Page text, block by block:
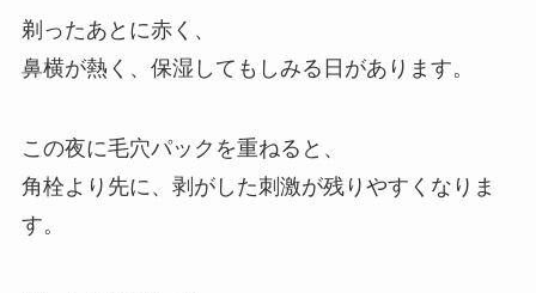
剃ったあとに赤く、
鼻横が熱く、保湿してもしみる日があります。
この夜に毛穴パックを重ねると、
角栓より先に、剥がした刺激が残りやすくなりま
す。